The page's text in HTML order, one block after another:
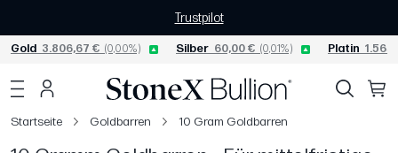
Trustpilot
Gold 3.806,67 € (0,00%) Silber 60,00 € (0,01%) Platin
Startseite Goldbarren 10 Gram Goldbarren